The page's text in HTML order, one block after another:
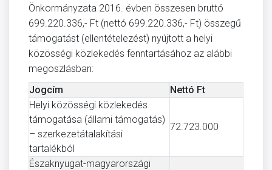
Önkormányzata 2016. évben összesen bruttó
699.220.336,- Ft (nettó 699.220.336,- Ft) összegű
támogatást (ellentételezést) nyújtott a helyi
közösségi közlekedés fenntartásához az alábbi
megoszlásban:
Jogcím
Nettó Ft
Helyi közösségi közlekedés
támogatása (állami támogatás)
– szerkezetátalakítási
tartalékból
72.723.000
Északnyugat-magyarországi